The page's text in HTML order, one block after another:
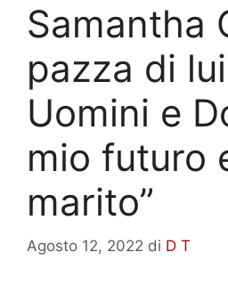
Samantha
pazza di
Uomini e
mio futuro
marito”
Agosto 12, 2022 di D T